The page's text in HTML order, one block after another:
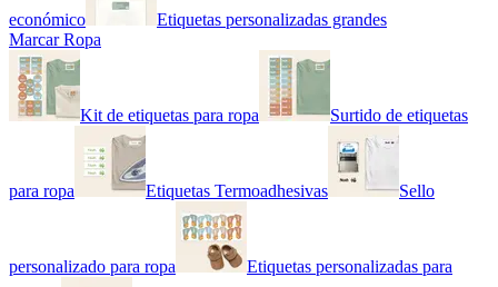
económico
Etiquetas personalizadas grandes
Marcar Ropa
Kit de etiquetas para ropa Surtido de etiquetas
para ropa Etiquetas Termoadhesivas Sello
personalizado para ropa Etiquetas personalizadas para